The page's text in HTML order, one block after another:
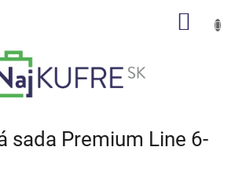
sada Premium Line 6-